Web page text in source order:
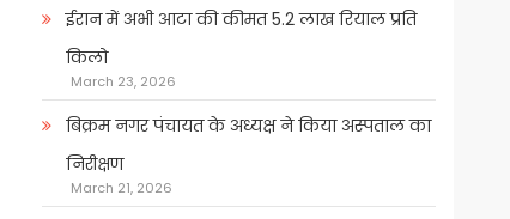
ईरान में अभी आटा की कीमत 5.2 लाख रियाल प्रति
किलो
March 23, 2026
बिक्रम नगर पंचायत के अध्यक्ष ने किया अस्पताल का
निरीक्षण
March 21, 2026